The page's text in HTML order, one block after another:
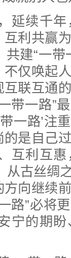
续千年
利共赢
建“一带
仅唤起
联互通
带一路”
一路’注
是自己
互利互
从古丝绸
向继续
路”必将
宁的期